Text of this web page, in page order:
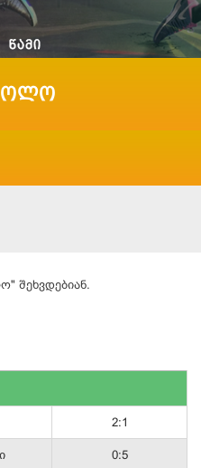
" შეხვდებიან.
2:1
0:5